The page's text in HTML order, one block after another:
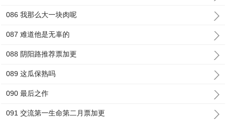
086 我那么大一块肉呢
087 难道他是无辜的
088 阴阳路推荐票加更
089 这瓜保熟吗
090 最后之作
091 交流第一生命第二月票加更